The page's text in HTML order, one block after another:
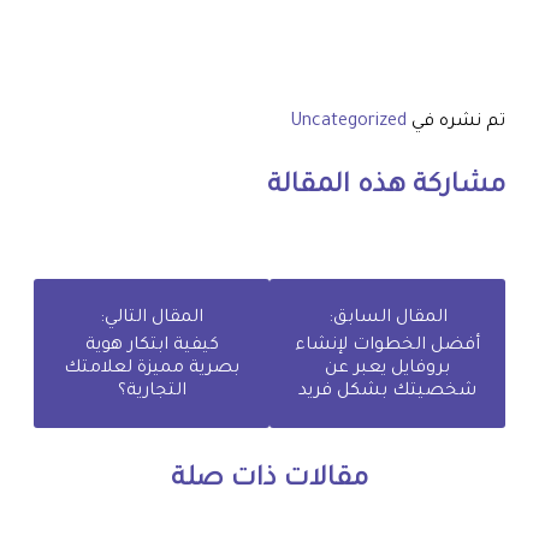
تم نشره في Uncategorized
مشاركة هذه المقالة
المقال السابق:
أفضل الخطوات لإنشاء
بروفايل يعبر عن
شخصيتك بشكل فريد
المقال التالي:
كيفية ابتكار هوية
بصرية مميزة لعلامتك
التجارية؟
مقالات ذات صلة